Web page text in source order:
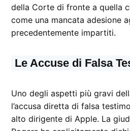
della Corte di fronte a quella
come una mancata adesione
precedentemente impartiti.
Le Accuse di Falsa
Uno degli aspetti più gravi
l’accusa diretta di falsa
alto dirigente di Apple. La